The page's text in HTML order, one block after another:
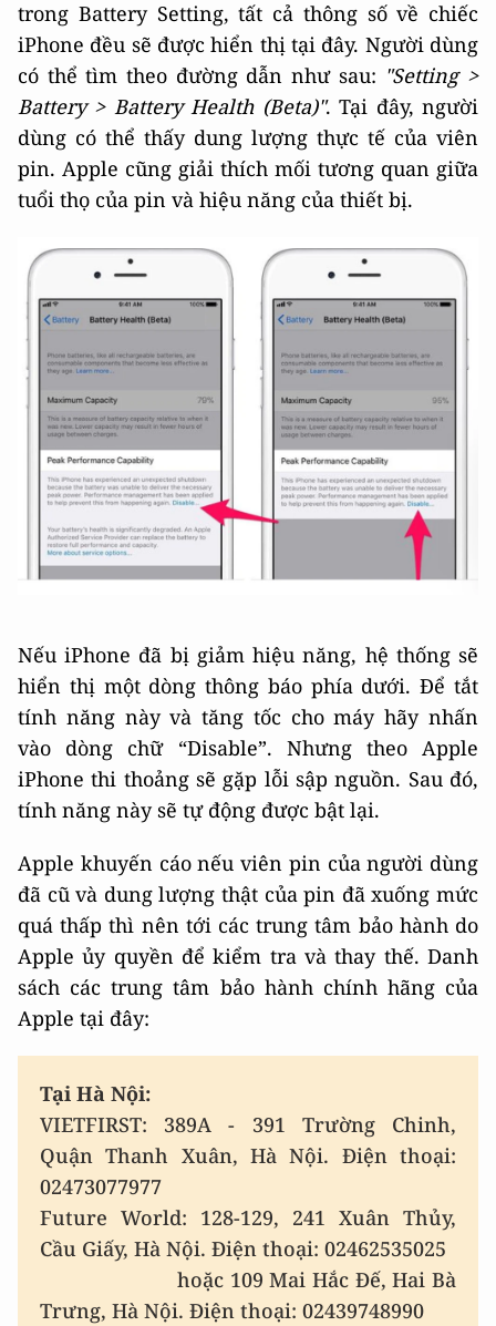
trong Battery Setting, tất cả thông số về chiếc
iPhone đều sẽ được hiển thị tại đây. Người dùng
có thể tìm theo đường dẫn như sau: "Setting >
Battery > Battery Health (Beta)". Tại đây, người
dùng có thể thấy dung lượng thực tế của viên
pin. Apple cũng giải thích mối tương quan giữa
tuổi thọ của pin và hiệu năng của thiết bị.
Nếu iPhone đã bị giảm hiệu năng, hệ thống sẽ
hiển thị một dòng thông báo phía dưới. Để tắt
tính năng này và tăng tốc cho máy hãy nhấn
vào dòng chữ “Disable”. Nhưng theo Apple
iPhone thi thoảng sẽ gặp lỗi sập nguồn. Sau đó,
tính năng này sẽ tự động được bật lại.
Apple khuyến cáo nếu viên pin của người dùng
đã cũ và dung lượng thật của pin đã xuống mức
quá thấp thì nên tới các trung tâm bảo hành do
Apple ủy quyền để kiểm tra và thay thế. Danh
sách các trung tâm bảo hành chính hãng của
Apple tại đây:
Tại Hà Nội:
VIETFIRST: 389A - 391 Trường Chinh,
Quận Thanh Xuân, Hà Nội. Điện thoại:
02473077977
Future World: 128-129, 241 Xuân Thủy,
Cầu Giấy, Hà Nội. Điện thoại: 02462535025
hoặc 109 Mai Hắc Đế, Hai Bà
Trưng, Hà Nội. Điện thoại: 02439748990